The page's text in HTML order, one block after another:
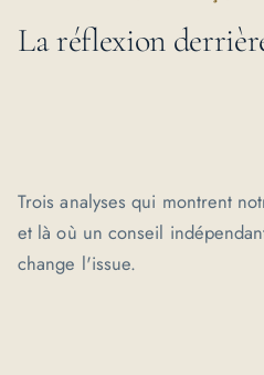
La réflexion
Trois analyses qui montrent
et là où un conseil
change l'issue.